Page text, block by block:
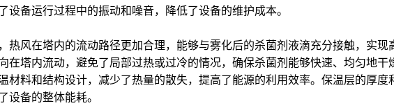
备运行过程中的振动和噪音，降低了设备的维护成本。
热风在塔内的流动路径更加合理，能够与雾化后的杀菌剂液滴充分接触，实
塔内流动，避免了局部过热或过冷的情况，确保杀菌剂能够快速、均匀地干
材料和结构设计，减少了热量的散失，提高了能源的利用效率。保温层的厚
设备的整体能耗。